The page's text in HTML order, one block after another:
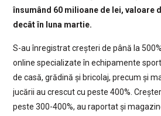
însumând 60 milioane de lei, valoare
decât în luna martie.
S-au înregistrat creșteri de până la
online specializate în echipamente
de casă, grădină și bricolaj, precum și
jucării au crescut cu peste 400%.
peste 300-400%, au raportat și